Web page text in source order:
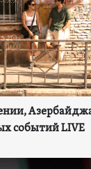
событий LIVE